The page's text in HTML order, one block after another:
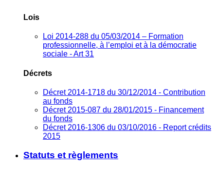
Lois
Loi 2014-288 du 05/03/2014 – Formation
professionnelle, à l’emploi et à la démocratie
sociale - Art 31
Décrets
Décret 2014-1718 du 30/12/2014 - Contribution
au fonds
Décret 2015-087 du 28/01/2015 - Financement
du fonds
Décret 2016-1306 du 03/10/2016 - Report crédits
2015
Statuts et règlements